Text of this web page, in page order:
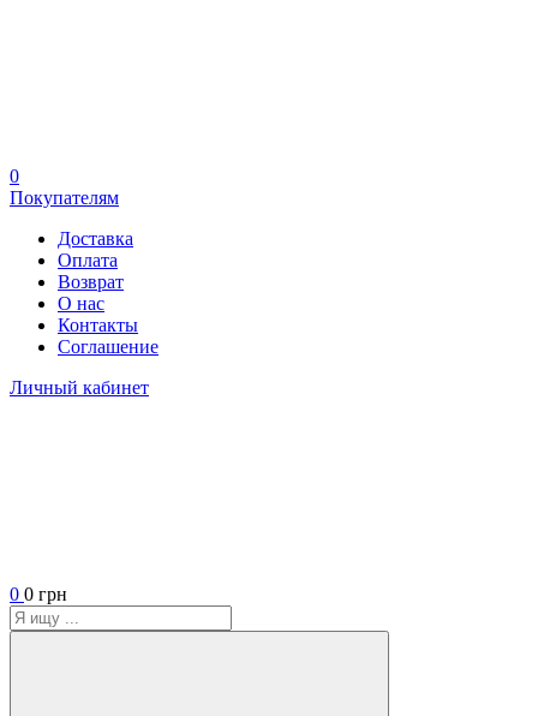
0
Покупателям
Доставка
Оплата
Возврат
О нас
Контакты
Соглашение
Личный кабинет
0 0 грн